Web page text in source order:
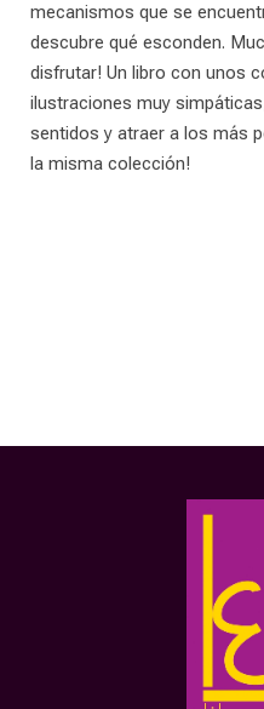
mecanismos que se
descubre qué esconden.
disfrutar! Un libro con unos
ilustraciones muy
sentidos y atraer a los más
la misma colección!